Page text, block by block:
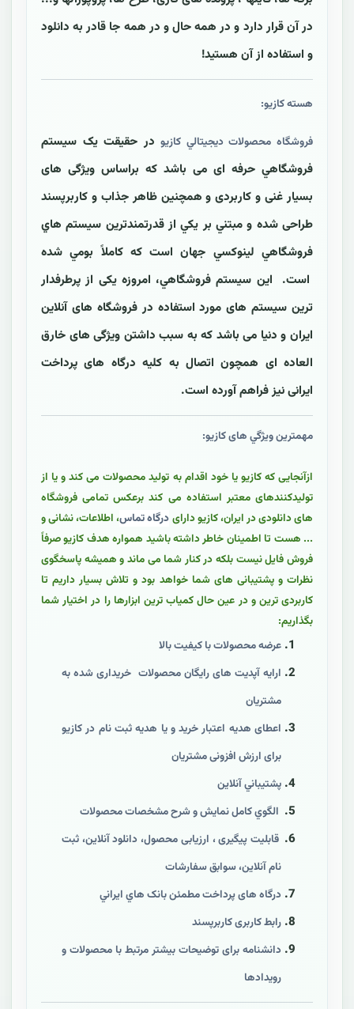
در آن قرار دارد و در همه حال و در همه جا قادر به دانلود
و استفاده از آن هستید!
هسته کازیو:
فروشگاه محصولات ديجيتالي کازيودر حقيقت یک سیستم
فروشگاهي حرفه ای می باشد که براساس ویژگی های
بسیار غنی و کاربردی و همچنین ظاهر جذاب و کاربرپسند
طراحی شده و مبتني بر يکي از قدرتمندترين سيستم هاي
فروشگاهي لينوکسي جهان است که کاملاً بومي شده
است. اين سیستم فروشگاهي، امروزه یکی از پرطرفدار
ترین سیستم های مورد استفاده در فروشگاه های آنلاین
ایران و دنیا می باشد که به سبب داشتن ویژگی های خارق
العاده ای همچون اتصال به کلیه درگاه های پرداخت
ایرانی نیز فراهم آورده است.
مهمترين ويژگي های کازيو:
ازآنجایی که کازیو یا خود اقدام به تولید محصولات می کند و یا از
تولیدکنندهای معتبر استفاده می کند برعکس تمامی فروشگاه
های دانلودی در ایران، کازیو دارایدرگاه تماس، اطلاعات، نشانی و
... هست تا اطمینان خاطر داشته باشید همواره هدف کازیو صرفاً
فروش فایل نیست بلکه در کنار شما می ماند و همیشه پاسخگوی
نظرات و پشتیبانی های شما خواهد بود و تلاش بسیار داریم تا
کاربردی ترین و در عین حال کمیاب ترین ابزارها را در اختیار شما
بگذاریم:
عرضه محصولات با کيفيت بالا
ارايه آپدیت های رایگان محصولات خریداری شده به
مشتريان
اعطای هدیه اعتبار خرید و یا هدیه ثبت نام در کازیو
برای ارزش افزونی مشتریان
پشتيباني آنلاين
الگوي کامل نمايش و شرح مشخصات محصولات
قابليت پیگیری ، ارزیابی محصول، دانلود آنلاين، ثبت
نام آنلاين، سوابق سفارشات
درگاه های پرداخت مطمئن بانک هاي ايراني
رابط کاربری کاربرپسند
دانشنامه برای توضیحات بیشتر مرتبط با محصولات و
رویدادها